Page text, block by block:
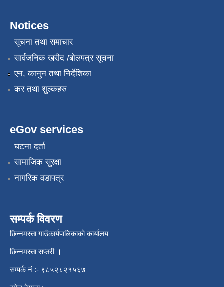
Notices
सूचना तथा समाचार
सार्वजनिक खरीद /बोलपत्र सूचना
एन, कानुन तथा निर्देशिका
कर तथा शुल्कहरु
eGov services
घटना दर्ता
सामाजिक सुरक्षा
नागरिक वडापत्र
सम्पर्क विवरण
छिन्नमस्ता गाउँकार्यपालिकाको कार्यालय
छिन्नमस्ता सप्तरी ।
सम्पर्क नं :- ९८५२८२१५६७